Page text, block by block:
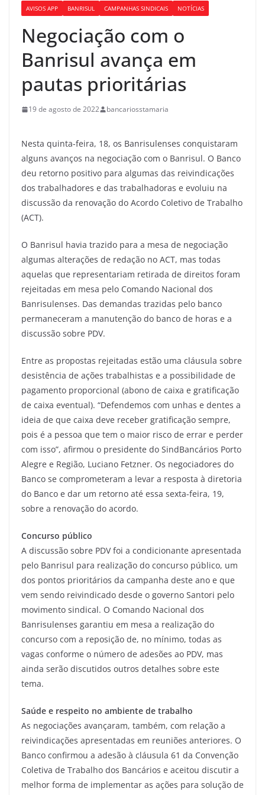
AVISOS APP BANRISUL CAMPANHAS SINDICAIS NOTÍCIAS
Negociação com o
Banrisul avança em
pautas prioritárias
19 de agosto de 2022 bancariosstamaria
Nesta quinta-feira, 18, os Banrisulenses conquistaram
alguns avanços na negociação com o Banrisul. O Banco
deu retorno positivo para algumas das reivindicações
dos trabalhadores e das trabalhadoras e evoluiu na
discussão da renovação do Acordo Coletivo de Trabalho
(ACT).
O Banrisul havia trazido para a mesa de negociação
algumas alterações de redação no ACT, mas todas
aquelas que representariam retirada de direitos foram
rejeitadas em mesa pelo Comando Nacional dos
Banrisulenses. Das demandas trazidas pelo banco
permaneceram a manutenção do banco de horas e a
discussão sobre PDV.
Entre as propostas rejeitadas estão uma cláusula sobre
desistência de ações trabalhistas e a possibilidade de
pagamento proporcional (abono de caixa e gratificação
de caixa eventual). “Defendemos com unhas e dentes a
ideia de que caixa deve receber gratificação sempre,
pois é a pessoa que tem o maior risco de errar e perder
com isso”, afirmou o presidente do SindBancários Porto
Alegre e Região, Luciano Fetzner. Os negociadores do
Banco se comprometeram a levar a resposta à diretoria
do Banco e dar um retorno até essa sexta-feira, 19,
sobre a renovação do acordo.
Concurso público
A discussão sobre PDV foi a condicionante apresentada
pelo Banrisul para realização do concurso público, um
dos pontos prioritários da campanha deste ano e que
vem sendo reivindicado desde o governo Santori pelo
movimento sindical. O Comando Nacional dos
Banrisulenses garantiu em mesa a realização do
concurso com a reposição de, no mínimo, todas as
vagas conforme o número de adesões ao PDV, mas
ainda serão discutidos outros detalhes sobre este
tema.
Saúde e respeito no ambiente de trabalho
As negociações avançaram, também, com relação a
reivindicações apresentadas em reuniões anteriores. O
Banco confirmou a adesão à cláusula 61 da Convenção
Coletiva de Trabalho dos Bancários e aceitou discutir a
melhor forma de implementar as ações para solução de